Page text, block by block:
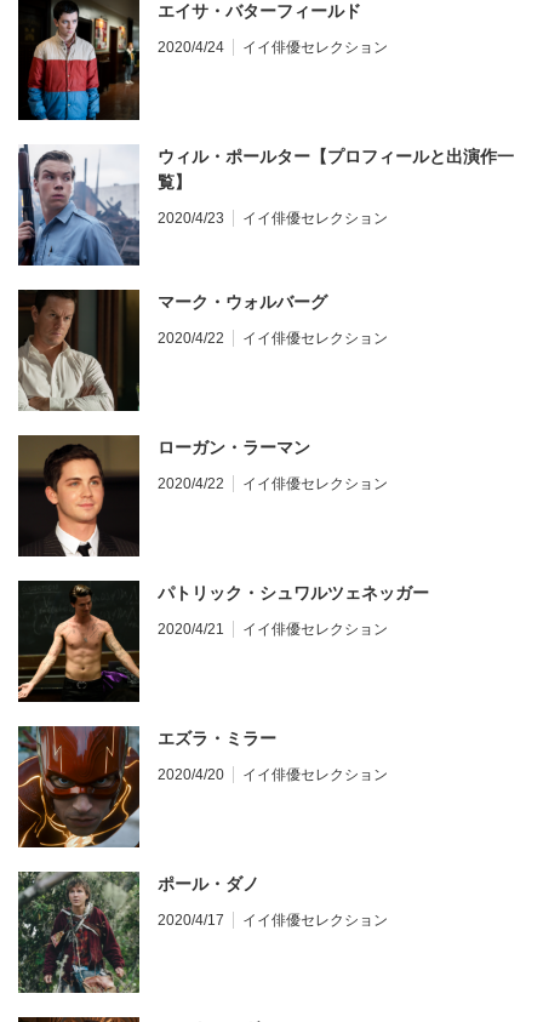
エイサ・バターフィールド
2020/4/24 イイ俳優セレクション
ウィル・ポールター【プロフィールと出演作一
覧】
2020/4/23 イイ俳優セレクション
マーク・ウォルバーグ
2020/4/22 イイ俳優セレクション
ローガン・ラーマン
2020/4/22 イイ俳優セレクション
パトリック・シュワルツェネッガー
2020/4/21 イイ俳優セレクション
エズラ・ミラー
2020/4/20 イイ俳優セレクション
ポール・ダノ
2020/4/17 イイ俳優セレクション